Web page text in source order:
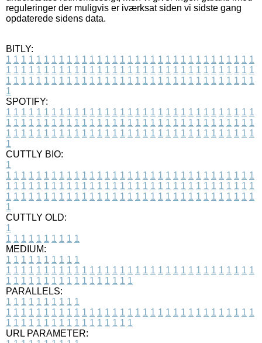
reguleringer der muligvis er iværksat siden vi sidste gang
opdaterede sidens data.
BITLY:
1 1 1 1 1 1 1 1 1 1 1 1 1 1 1 1 1 1 1 1 1 1 1 1 1 1 1 1 1 1 1 1 1
1 1 1 1 1 1 1 1 1 1 1 1 1 1 1 1 1 1 1 1 1 1 1 1 1 1 1 1 1 1 1 1 1
1 1 1 1 1 1 1 1 1 1 1 1 1 1 1 1 1 1 1 1 1 1 1 1 1 1 1 1 1 1 1 1 1
1
SPOTIFY:
1 1 1 1 1 1 1 1 1 1 1 1 1 1 1 1 1 1 1 1 1 1 1 1 1 1 1 1 1 1 1 1 1
1 1 1 1 1 1 1 1 1 1 1 1 1 1 1 1 1 1 1 1 1 1 1 1 1 1 1 1 1 1 1 1 1
1 1 1 1 1 1 1 1 1 1 1 1 1 1 1 1 1 1 1 1 1 1 1 1 1 1 1 1 1 1 1 1 1
1
CUTTLY BIO:
1
1 1 1 1 1 1 1 1 1 1 1 1 1 1 1 1 1 1 1 1 1 1 1 1 1 1 1 1 1 1 1 1 1
1 1 1 1 1 1 1 1 1 1 1 1 1 1 1 1 1 1 1 1 1 1 1 1 1 1 1 1 1 1 1 1 1
1 1 1 1 1 1 1 1 1 1 1 1 1 1 1 1 1 1 1 1 1 1 1 1 1 1 1 1 1 1 1 1 1
1
CUTTLY OLD:
1
1 1 1 1 1 1 1 1 1 1
MEDIUM:
1 1 1 1 1 1 1 1 1 1
1 1 1 1 1 1 1 1 1 1 1 1 1 1 1 1 1 1 1 1 1 1 1 1 1 1 1 1 1 1 1 1 1
1 1 1 1 1 1 1 1 1 1 1 1 1 1 1 1 1
PARALLELS:
1 1 1 1 1 1 1 1 1 1
1 1 1 1 1 1 1 1 1 1 1 1 1 1 1 1 1 1 1 1 1 1 1 1 1 1 1 1 1 1 1 1 1
1 1 1 1 1 1 1 1 1 1 1 1 1 1 1 1 1
URL PARAMETER: